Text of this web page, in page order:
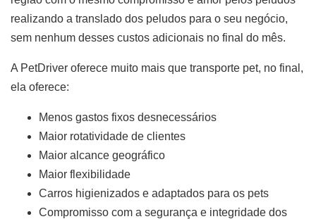
realizando a translado dos peludos para o seu negócio,
sem nenhum desses custos adicionais no final do mês.
A PetDriver oferece muito mais que transporte pet, no final,
ela oferece:
Menos gastos fixos desnecessários
Maior rotatividade de clientes
Maior alcance geográfico
Maior flexibilidade
Carros higienizados e adaptados para os pets
Compromisso com a segurança e integridade dos